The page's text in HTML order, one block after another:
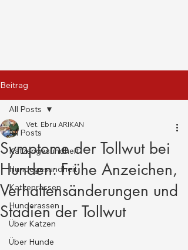
Beitrag
All Posts
Katzengesundheit
Hundegesundheit
Katzenrassen
Hunderassen
Über Katzen
Über Hunde
All Posts
Symptome der Tollwut bei
Hunden: Frühe Anzeichen,
Verhaltensänderungen und
Stadien der Tollwut
Vet. Ebru ARIKAN